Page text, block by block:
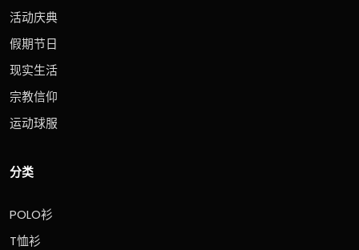
活动庆典
假期节日
现实生活
宗教信仰
运动球服
分类
POLO衫
T恤衫